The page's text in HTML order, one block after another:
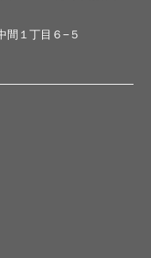
間１丁目６−５